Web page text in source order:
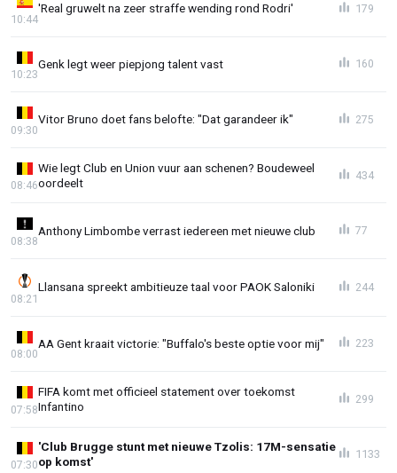
'Real gruwelt na zeer straffe wending rond Rodri'
10:44
179
Genk legt weer piepjong talent vast
10:23
160
Vitor Bruno doet fans belofte: "Dat garandeer ik"
09:30
275
Wie legt Club en Union vuur aan schenen? Boudeweel
oordeelt
08:46
434
Anthony Limbombe verrast iedereen met nieuwe club
08:38
77
Llansana spreekt ambitieuze taal voor PAOK Saloniki
08:21
244
AA Gent kraait victorie: "Buffalo's beste optie voor mij"
08:00
223
FIFA komt met officieel statement over toekomst
Infantino
07:58
299
'Club Brugge stunt met nieuwe Tzolis: 17M-sensatie
op komst'
07:30
1133